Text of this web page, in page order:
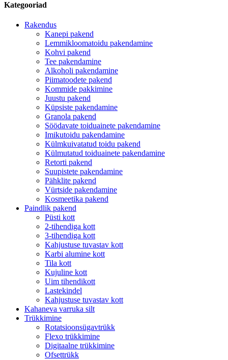
Kategooriad
Rakendus
Kanepi pakend
Lemmikloomatoidu pakendamine
Kohvi pakend
Tee pakendamine
Alkoholi pakendamine
Piimatoodete pakend
Kommide pakkimine
Juustu pakend
Küpsiste pakendamine
Granola pakend
Söödavate toiduainete pakendamine
Imikutoidu pakendamine
Külmkuivatatud toidu pakend
Külmutatud toiduainete pakendamine
Retorti pakend
Suupistete pakendamine
Pähklite pakend
Vürtside pakendamine
Kosmeetika pakend
Paindlik pakend
Püsti kott
2-tihendiga kott
3-tihendiga kott
Kahjustuse tuvastav kott
Karbi alumine kott
Tila kott
Kujuline kott
Uim tihendikott
Lastekindel
Kahjustuse tuvastav kott
Kahaneva varruka silt
Trükkimine
Rotatsioonsügavtrükk
Flexo trükkimine
Digitaalne trükkimine
Ofsettrükk